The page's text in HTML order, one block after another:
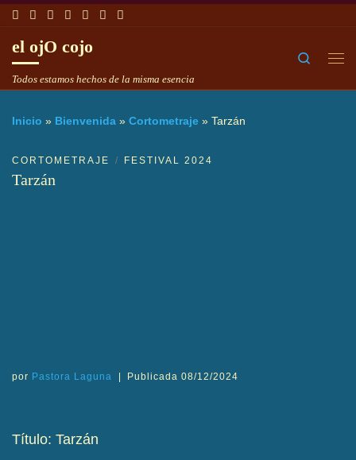
Saltar al contenido
el ojO cojo
Todos estamos hechos de la misma esencia
Search
Inicio » Bienvenida » Cortometraje » Tarzán
CORTOMETRAJE FESTIVAL 2024
Tarzán
por Pastora Laguna Publicada08/12/2024
Título: Tarzán